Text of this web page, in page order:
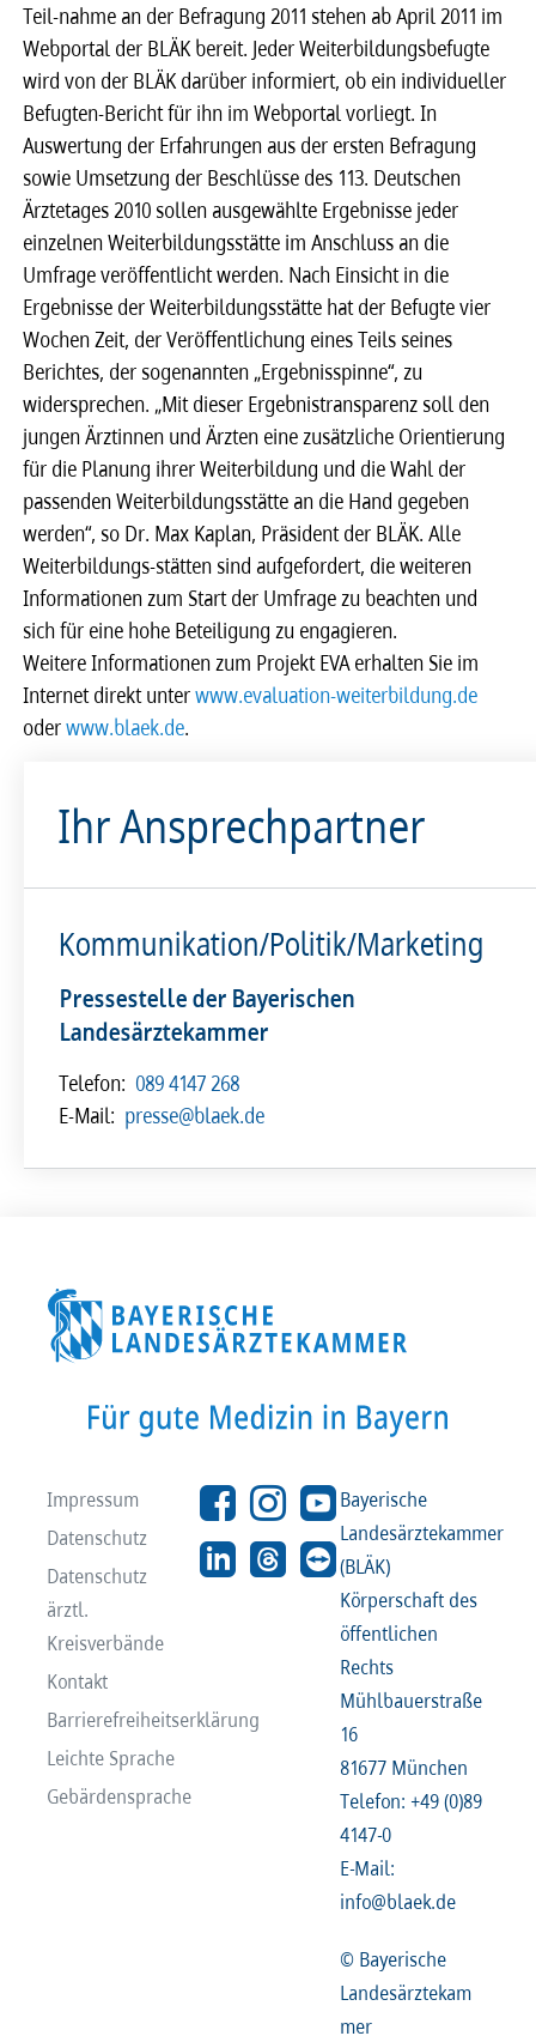
Teil-nahme an der Befragung 2011 stehen ab April 2011 im
Webportal der BLÄK bereit. Jeder Weiterbildungsbefugte
wird von der BLÄK darüber informiert, ob ein individueller
Befugten-Bericht für ihn im Webportal vorliegt. In
Auswertung der Erfahrungen aus der ersten Befragung
sowie Umsetzung der Beschlüsse des 113. Deutschen
Ärztetages 2010 sollen ausgewählte Ergebnisse jeder
einzelnen Weiterbildungsstätte im Anschluss an die
Umfrage veröffentlicht werden. Nach Einsicht in die
Ergebnisse der Weiterbildungsstätte hat der Befugte vier
Wochen Zeit, der Veröffentlichung eines Teils seines
Berichtes, der sogenannten „Ergebnisspinne“, zu
widersprechen. „Mit dieser Ergebnistransparenz soll den
jungen Ärztinnen und Ärzten eine zusätzliche Orientierung
für die Planung ihrer Weiterbildung und die Wahl der
passenden Weiterbildungsstätte an die Hand gegeben
werden“, so Dr. Max Kaplan, Präsident der BLÄK. Alle
Weiterbildungs-stätten sind aufgefordert, die weiteren
Informationen zum Start der Umfrage zu beachten und
sich für eine hohe Beteiligung zu engagieren.
Weitere Informationen zum Projekt EVA erhalten Sie im
Internet direkt unterwww.evaluation-weiterbildung.de
oderwww.blaek.de.
Ihr Ansprechpartner
Kommunikation/Politik/Marketing
Pressestelle der Bayerischen
Landesärztekammer
Telefon: 089 4147 268
E-Mail: presse@blaek.de
Impressum
Datenschutz
Datenschutz
ärztl.
Kreisverbände
Kontakt
Barrierefreiheitserklärung
Leichte Sprache
Gebärdensprache
Bayerische
Landesärztekammer
(BLÄK)
Körperschaft des
öffentlichen
Rechts
Mühlbauerstraße
16
81677 München
Telefon: +49 (0)89
4147-0
E-Mail:
info@blaek.de
© Bayerische
Landesärztekam
mer